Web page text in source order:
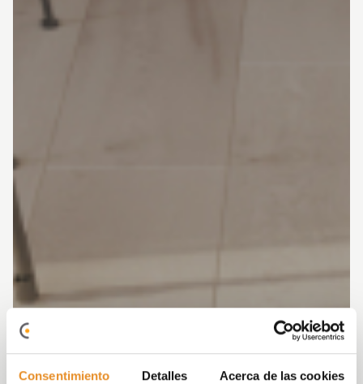
Consentimiento Detalles Acerca de las cookies